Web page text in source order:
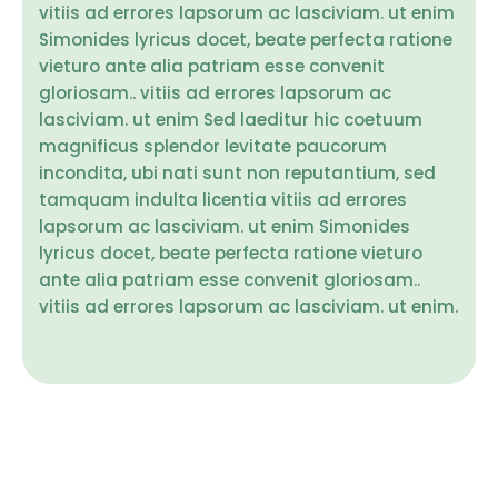
vitiis ad errores lapsorum ac lasciviam. ut enim
Simonides lyricus docet, beate perfecta ratione
vieturo ante alia patriam esse convenit
gloriosam.. vitiis ad errores lapsorum ac
lasciviam. ut enim Sed laeditur hic coetuum
magnificus splendor levitate paucorum
incondita, ubi nati sunt non reputantium, sed
tamquam indulta licentia vitiis ad errores
lapsorum ac lasciviam. ut enim Simonides
lyricus docet, beate perfecta ratione vieturo
ante alia patriam esse convenit gloriosam..
vitiis ad errores lapsorum ac lasciviam. ut enim.